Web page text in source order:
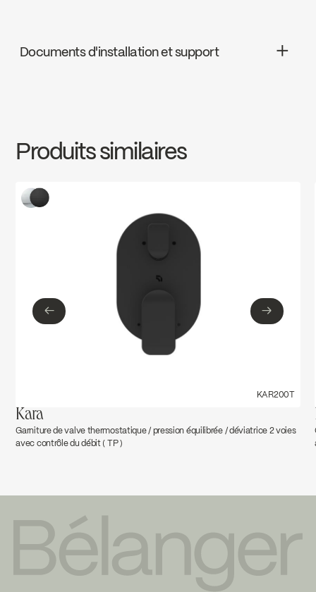
Documents d'installation et support
Download ↘
Produits similaires
← →
KAR200T
Kara
Garniture de valve thermostatique / pression équilibrée / déviatrice 2 voies
avec contrôle du débit ( TP )